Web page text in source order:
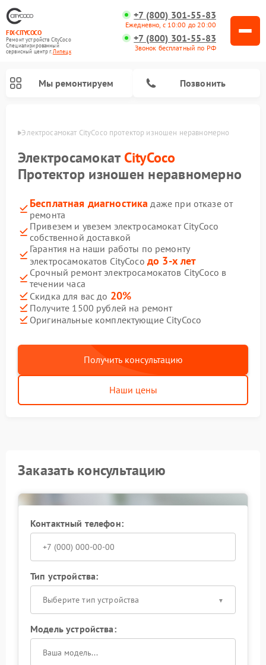
FIX-CITYCOCO
Ремонт устройств CityCoco
Специализированный
cервисный центр г.Липецк
+7 (800) 301-55-83
Ежедневно, с 10:00 до 20:00
+7 (800) 301-55-83
Звонок бесплатный по РФ
Мы ремонтируем Позвонить
Электросамокат CityCoco протектор изношен неравномерно
Электросамокат CityCoco
Протектор изношен неравномерно
Бесплатная диагностика даже при отказе от
ремонта
Привезем и увезем электросамокат CityCoco
собственной доставкой
Гарантия на наши работы по ремонту
электросамокатов CityCoco до 3-х лет
Срочный ремонт электросамокатов CityCoco в
течении часа
Скидка для вас до 20%
Получите 1500 рублей на ремонт
Оригинальные комплектующие CityCoco
Получить консультацию
Наши цены
Заказать консультацию
Контактный телефон:
Тип устройства:
Выберите тип устройства
Модель устройства: